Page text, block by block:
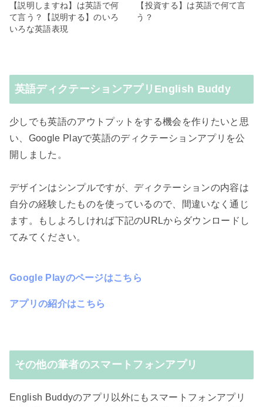
【説明しますね】は英語で何
て言う？【説明する】のいろ
いろな英語表現
【投資する】は英語で何て言
う？
英語ディクテーションアプリEnglish Buddy
少しでも英語のアウトプットをする機会を作りたいと思
い、Google Playで英語のディクテーションアプリを公
開しました。
デザインはシンプルですが、ディクテーションの内容は
自分の経験したものを使っているので、間違いなく通じ
ます。もしよろしければ下記のURLからダウンロードし
てみてください。
Google Playのページはこちら
アプリの紹介はこちら
その他の筆者のスマートフォンアプリ
English Buddyのアプリ以外にもスマートフォンアプリ